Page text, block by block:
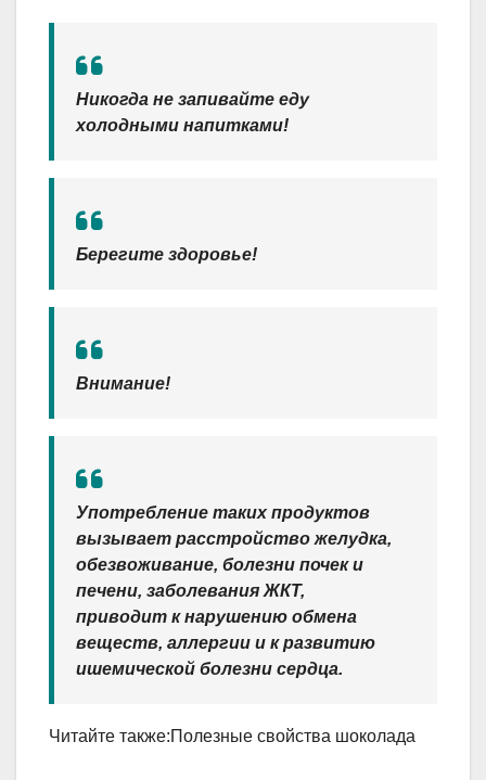
Никогда не запивайте еду
холодными напитками!
Берегите здоровье!
Внимание!
Употребление таких продуктов
вызывает расстройство желудка,
обезвоживание, болезни почек и
печени, заболевания ЖКТ,
приводит к нарушению обмена
веществ, аллергии и к развитию
ишемической болезни сердца.
Читайте также:Полезные свойства шоколада